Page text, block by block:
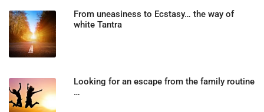
From uneasiness to Ecstasy… the way of
white Tantra
Looking for an escape from the family routine
…